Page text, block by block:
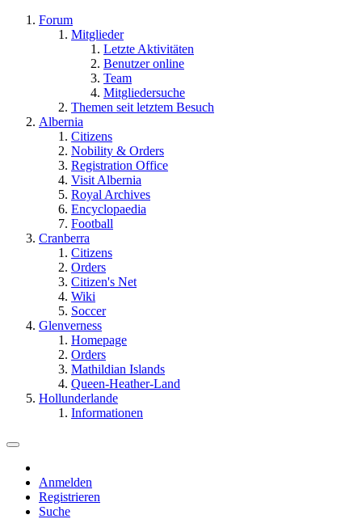
Forum
Mitglieder
Letzte Aktivitäten
Benutzer online
Team
Mitgliedersuche
Themen seit letztem Besuch
Albernia
Citizens
Nobility & Orders
Registration Office
Visit Albernia
Royal Archives
Encyclopaedia
Football
Cranberra
Citizens
Orders
Citizen's Net
Wiki
Soccer
Glenverness
Homepage
Orders
Mathildian Islands
Queen-Heather-Land
Hollunderlande
Informationen
Anmelden
Registrieren
Suche